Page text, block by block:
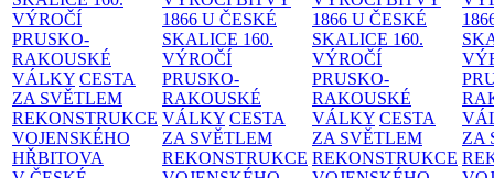
VÝROČÍ
PRUSKO-
RAKOUSKÉ
VÁLKY CESTA
ZA SVĚTLEM
REKONSTRUKCE
VOJENSKÉHO
HŘBITOVA
1866 U ČESKÉ
SKALICE 160.
VÝROČÍ
PRUSKO-
RAKOUSKÉ
VÁLKY CESTA
ZA SVĚTLEM
REKONSTRUKCE
1866 U ČESKÉ
SKALICE 160.
VÝROČÍ
PRUSKO-
RAKOUSKÉ
VÁLKY CESTA
ZA SVĚTLEM
REKONSTRUKCE
ZA